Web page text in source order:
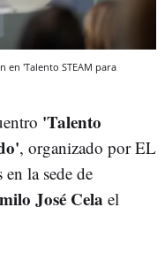
en 'Talento STEAM para
'Talento
, organizado por EL
la sede de
José Cela el